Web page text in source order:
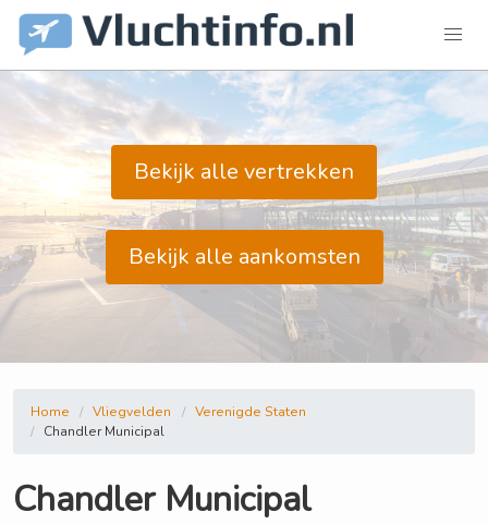
Bekijk alle vertrekken
Bekijk alle aankomsten
Home Vliegvelden
Verenigde Staten
Chandler Municipal
Chandler Municipal